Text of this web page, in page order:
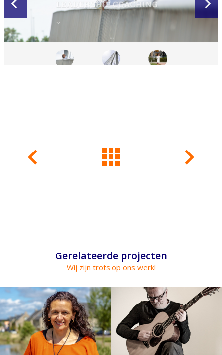
Gerelateerde projecten
Wij zijn trots op ons werk!